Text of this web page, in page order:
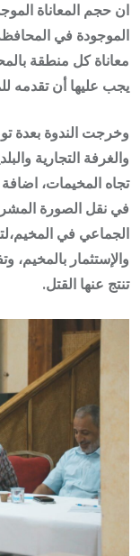
ان حجم المعاناة
الموجودة في
معاناة كل منطقة
يجب عليها أن تقدمه
وخرجت الندوة بعدة
والغرفة التجارية
تجاه المخيمات،
في نقل الصورة
الجماعي في
والإستثمار بالمخيم،
تنتج عنها القتل.